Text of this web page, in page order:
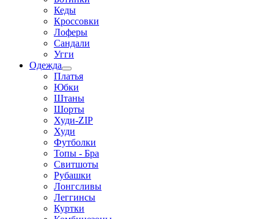
Кеды
Кроссовки
Лоферы
Сандали
Угги
Одежда
Платья
Юбки
Штаны
Шорты
Худи-ZIP
Худи
Футболки
Топы - Бра
Свитшоты
Рубашки
Лонгсливы
Леггинсы
Куртки